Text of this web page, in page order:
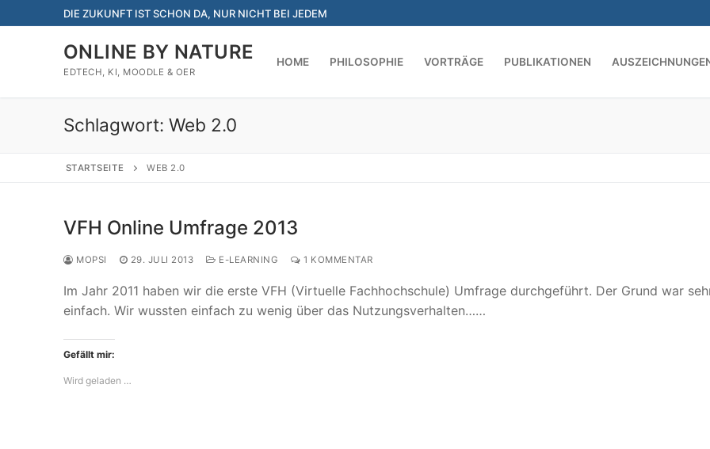
Inhalt
DIE ZUKUNFT IST SCHON DA, NUR NICHT BEI JEDEM
ONLINE BY NATURE
EDTECH, KI, MOODLE & OER
HOME PHILOSOPHIE VORTRÄGE PUBLIKATIONEN
Schlagwort: Web 2.0
STARTSEITE WEB 2.0
VFH Online Umfrage 2013
MOPSI 29. JULI 2013 E-LEARNING 1 KOMMENTAR
Im Jahr 2011 haben wir die erste VFH (Virtuelle Fachhochschule) Umfrage durchgeführt. Der Grund war
einfach. Wir wussten einfach zu wenig über das Nutzungsverhalten……
Gefällt mir:
Wird geladen …